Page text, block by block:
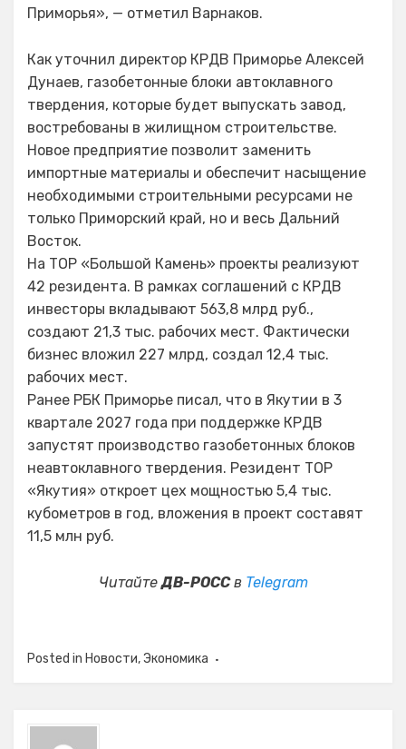
Приморья», — отметил Варнаков.
Как уточнил директор КРДВ Приморье Алексей
Дунаев, газобетонные блоки автоклавного
твердения, которые будет выпускать завод,
востребованы в жилищном строительстве.
Новое предприятие позволит заменить
импортные материалы и обеспечит насыщение
необходимыми строительными ресурсами не
только Приморский край, но и весь Дальний
Восток.
На ТОР «Большой Камень» проекты реализуют
42 резидента. В рамках соглашений с КРДВ
инвесторы вкладывают 563,8 млрд руб.,
создают 21,3 тыс. рабочих мест. Фактически
бизнес вложил 227 млрд, создал 12,4 тыс.
рабочих мест.
Ранее РБК Приморье писал, что в Якутии в 3
квартале 2027 года при поддержке КРДВ
запустят производство газобетонных блоков
неавтоклавного твердения. Резидент ТОР
«Якутия» откроет цех мощностью 5,4 тыс.
кубометров в год, вложения в проект составят
11,5 млн руб.
ЧитайтеДВ-РОССв Telegram
Posted in Новости,Экономика